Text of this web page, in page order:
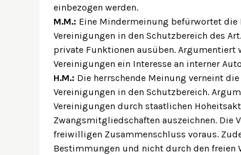
einbezogen werden.
M.M.: Eine Mindermeinung befürwortet
Vereinigungen in den Schutzbereich des
private Funktionen ausüben.
Vereinigungen ein Interesse an interner
H.M.: Die herrschende Meinung verneint
Vereinigungen in den Schutzbereich.
Vereinigungen durch staatlichen
Zwangsmitgliedschaften auszeichnen. Die
freiwilligen Zusammenschluss voraus.
Bestimmungen und nicht durch den freien